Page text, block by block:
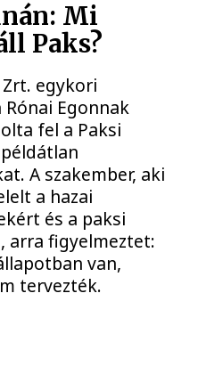
Mi
Paks?
egykori
Egonnak
fel a Paksi
A szakember, aki
a hazai
és a paksi
arra figyelmeztet:
van,
tervezték.